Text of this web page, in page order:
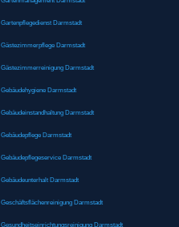
Gartenpflegedienst Darmstadt
Gästezimmerpflege Darmstadt
Gästezimmerreinigung Darmstadt
Gebäudehygiene Darmstadt
Gebäudeinstandhaltung Darmstadt
Gebäudepflege Darmstadt
Gebäudepflegeservice Darmstadt
Gebäudeunterhalt Darmstadt
Geschäftsflächenreinigung Darmstadt
Gesundheitseinrichtungsreinigung Darmstadt